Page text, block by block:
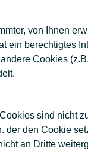
von Ihnen
ein berechtigtes
Cookies
sind nicht
der den Cookie
an Dritte